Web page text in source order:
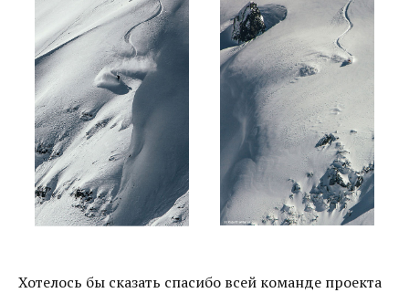
Хотелось бы сказать спасибо всей команде проекта